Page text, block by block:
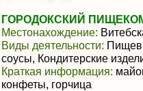
ГОРОДОКСКИЙ
Местонахождение:
Виды деятельности:
соусы, Кондитерские
Краткая информация:
конфеты, горчица